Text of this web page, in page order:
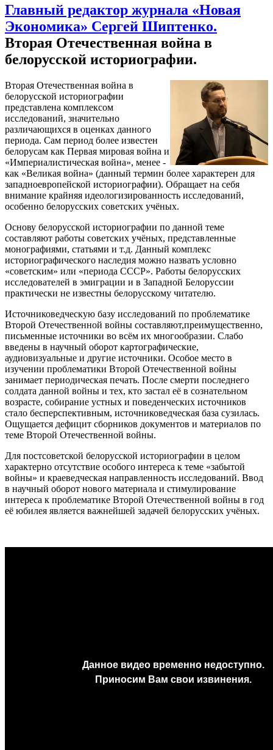
Главный редактор журнала «Новая
Экономика» Сергей Шиптенко.
Вторая Отечественная война в
белорусской историографии.
Вторая Отечественная война в
белорусской историографии
представлена комплексом
исследований, значительно
различающихся в оценках данного
периода. Сам период более известен
белорусам как Первая мировая война и
«Империалистическая война», менее -
как «Великая война» (данный термин более характерен для
западноевропейской историографии). Обращает на себя
внимание крайняя идеологизированность исследований,
особенно белорусских советских учёных.
Основу белорусской историографии по данной теме
составляют работы советских учёных, представленные
монографиями, статьями и т.д. Данный комплекс
историографического наследия можно назвать условно
«советским» или «периода СССР». Работы белорусских
исследователей в эмиграции и в Западной Белоруссии
практически не известны белорусскому читателю.
Источниковедческую базу исследований по проблематике
Второй Отечественной войны составляют,преимущественно,
письменные источники во всём их многообразии. Слабо
введены в научный оборот картографические,
аудиовизуальные и другие источники. Особое место в
изучении проблематики Второй Отечественной войны
занимает периодическая печать. После смерти последнего
солдата данной войны и тех, кто застал её в сознательном
возрасте, собирание устных и поведенческих источников
стало бесперспективным, источниковедческая база сузилась.
Ощущается дефицит сборников документов и материалов по
теме Второй Отечественной войны.
Для постсоветской белорусской историографии в целом
характерно отсутствие особого интереса к теме «забытой
войны» и краеведческая направленность исследований. Ввод
в научный оборот нового материала и стимулирование
интереса к проблематике Второй Отечественной войны в год
её юбилея является важнейшей задачей белорусских учёных.